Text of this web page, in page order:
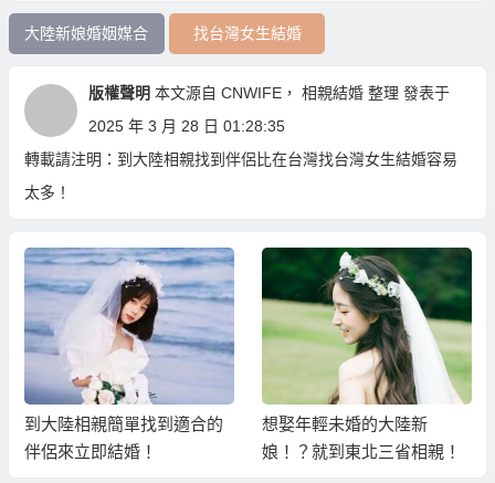
大陸新娘婚姻媒合 找台灣女生結婚
版權聲明 本文源自 CNWIFE， 相親結婚整理 發表于
2025 年 3 月 28 日 01:28:35
轉載請注明： 到大陸相親找到伴侶比在台灣找台灣女生結婚容易
太多！
到大陸相親簡單找到適合的
伴侶來立即結婚！
想娶年輕未婚的大陸新
娘！？就到東北三省相親！